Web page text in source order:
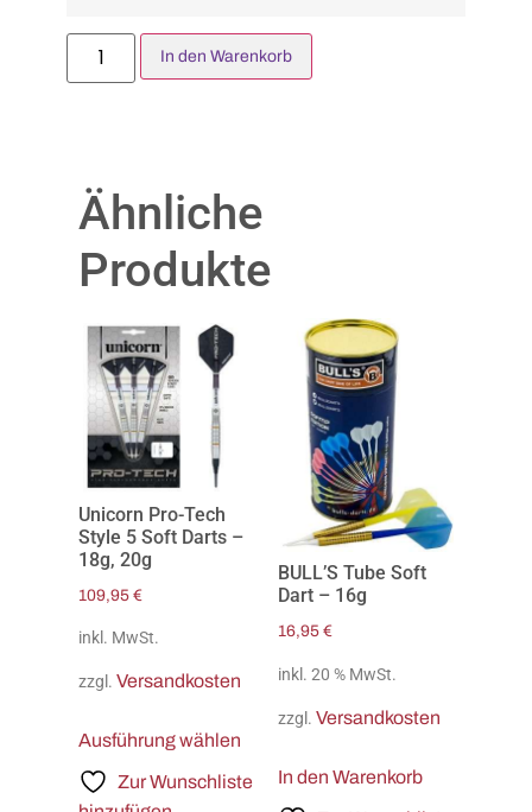
In den Warenkorb
Ähnliche
Produkte
Unicorn Pro-Tech
Style 5 Soft Darts –
18g, 20g
109,95 €
inkl. MwSt.
zzgl. Versandkosten
Ausführung wählen
Zur Wunschliste
BULL’S Tube Soft
Dart – 16g
16,95 €
inkl. 20 % MwSt.
zzgl. Versandkosten
In den Warenkorb